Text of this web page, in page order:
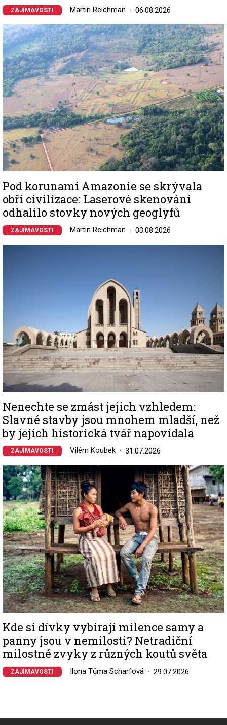
ZAJÍMAVOSTI Martin Reichman 06.08.2026
Image
Pod korunami Amazonie se skrývala
obří civilizace: Laserové skenování
odhalilo stovky nových geoglyfů
ZAJÍMAVOSTI Martin Reichman 03.08.2026
Nenechte se zmást jejich vzhledem:
Slavné stavby jsou mnohem mladší, než
by jejich historická tvář napovídala
ZAJÍMAVOSTI Vilém Koubek 31.07.2026
Image
Kde si dívky vybírají milence samy a
panny jsou v nemilosti? Netradiční
milostné zvyky z různých koutů světa
ZAJÍMAVOSTI Ilona Tůma Scharfová 29.07.2026